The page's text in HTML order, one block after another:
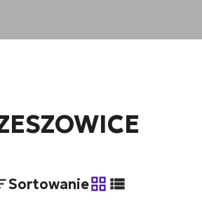
Sortowanie
tabela
lista